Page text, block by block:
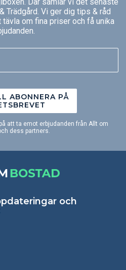
Trädgård. Vi ger dig tips & råd
om fina priser och få unika
ABONNERA PÅ
att ta emot erbjudanden från Allt om
dess partners.
och